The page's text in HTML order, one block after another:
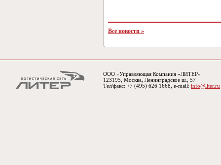
Все новости »
ООО «Управляющая Компания «ЛИТЕР»
123195, Москва, Ленинградское ш., 57
Тел/факс: +7 (495) 626 1668, e-mail: info@liter.ru